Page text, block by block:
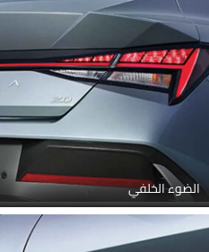
الضوء الخلفي